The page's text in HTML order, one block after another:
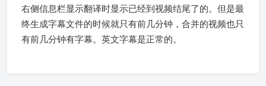
右侧信息栏显示翻译时显示已经到视频结尾了的。但是最
终生成字幕文件的时候就只有前几分钟，合并的视频也只
有前几分钟有字幕。英文字幕是正常的。